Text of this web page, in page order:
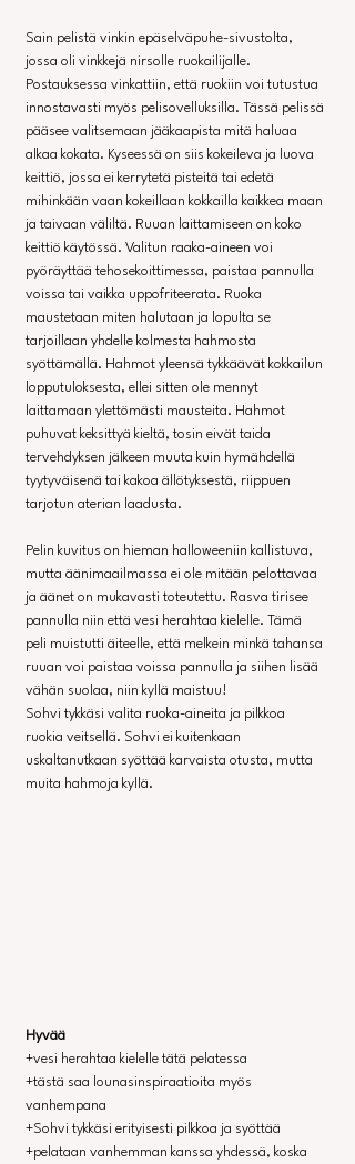
Sain pelistä vinkin epäselväpuhe-sivustolta,
jossa oli vinkkejä nirsolle ruokailijalle.
Postauksessa vinkattiin, että ruokiin voi tutustua
innostavasti myös pelisovelluksilla. Tässä pelissä
pääsee valitsemaan jääkaapista mitä haluaa
alkaa kokata. Kyseessä on siis kokeileva ja luova
keittiö, jossa ei kerrytetä pisteitä tai edetä
mihinkään vaan kokeillaan kokkailla kaikkea maan
ja taivaan väliltä. Ruuan laittamiseen on koko
keittiö käytössä. Valitun raaka-aineen voi
pyöräyttää tehosekoittimessa, paistaa pannulla
voissa tai vaikka uppofriteerata. Ruoka
maustetaan miten halutaan ja lopulta se
tarjoillaan yhdelle kolmesta hahmosta
syöttämällä. Hahmot yleensä tykkäävät kokkailun
lopputuloksesta, ellei sitten ole mennyt
laittamaan ylettömästi mausteita. Hahmot
puhuvat keksittyä kieltä, tosin eivät taida
tervehdyksen jälkeen muuta kuin hymähdellä
tyytyväisenä tai kakoa ällötyksestä, riippuen
tarjotun aterian laadusta.
Pelin kuvitus on hieman halloweeniin kallistuva,
mutta äänimaailmassa ei ole mitään pelottavaa
ja äänet on mukavasti toteutettu. Rasva tirisee
pannulla niin että vesi herahtaa kielelle. Tämä
peli muistutti äiteelle, että melkein minkä tahansa
ruuan voi paistaa voissa pannulla ja siihen lisää
vähän suolaa, niin kyllä maistuu!
Sohvi tykkäsi valita ruoka-aineita ja pilkkoa
ruokia veitsellä. Sohvi ei kuitenkaan
uskaltanutkaan syöttää karvaista otusta, mutta
muita hahmoja kyllä.
Hyvää
+vesi herahtaa kielelle tätä pelatessa
+tästä saa lounasinspiraatioita myös
vanhempana
+Sohvi tykkäsi erityisesti pilkkoa ja syöttää
+pelataan vanhemman kanssa yhdessä, koska